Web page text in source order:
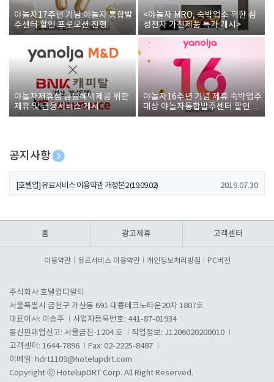
야놀자17주년 기념 야놀자 통합발
주센터 할인 프로모션 진행
<야놀자 MRO, 숙박업소 위한 삼
성전자 가전제품 특가 개시>
야놀자제휴점 금융혜택제공 위한
제휴 및 금융서비스 게시
야놀자16주년 기념 제휴 숙박업주
대상 야놀자통합발주센터 할인쿠
폰 증정
공지사항
[호텔업] 개인정보 처리방침 개정본1 (19.09.02)
[호텔업] 유료서비스 이용약관 개정본2 (19.09.02) 2019.07.30
홈 광고제휴 고객센터
이용약관 유료서비스 이용약관 개인정보처리방침 PC버전
주식회사 호텔업디알티
서울특별시 금천구 가산동 691 대륭테크노타운20차 1807호
대표이사: 이송주
사업자등록번호: 441-87-01934
통신판매업신고: 서울금천-1204 호
직업정보: J1206020200010
고객센터: 1644-7896
Fax: 02-2225-8487
이메일: hdrt1109@hotelupdrt.com
Copyright ⓒ HotelupDRT Corp. All Right Reserved.